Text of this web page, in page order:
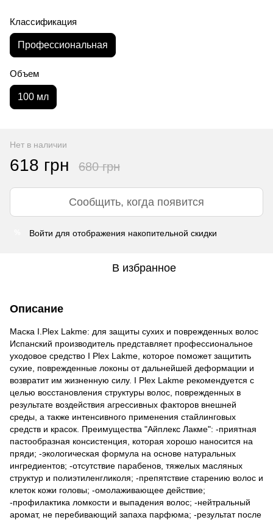
Классификация
Профессиональная
Объем
100 мл
Нет в наличии
618 грн 680 грн
Сообщить, когда появится
Войти для отображения накопительной скидки
В избранное
Описание
Маска I.Plex Lakme: для защиты сухих и поврежденных волос
Испанский производитель представляет профессиональное
уходовое средство I Plex Lakme, которое поможет защитить
сухие, поврежденные локоны от дальнейшей деформации и
возвратит им жизненную силу. I Plex Lakme рекомендуется с
целью восстановления структуры волос, поврежденных в
результате воздействия агрессивных факторов внешней
среды, а также интенсивного применения стайлинговых
средств и красок. Преимущества "Айплекс Лакме": -приятная
пастообразная консистенция, которая хорошо наносится на
пряди; -экологическая формула на основе натуральных
ингредиентов; -отсутствие парабенов, тяжелых масляных
структур и полиэтиленгликоля; -препятствие старению волос и
клеток кожи головы; -омолаживающее действие;
-профилактика ломкости и выпадения волос; -нейтральный
аромат, не перебивающий запаха парфюма; -результат после